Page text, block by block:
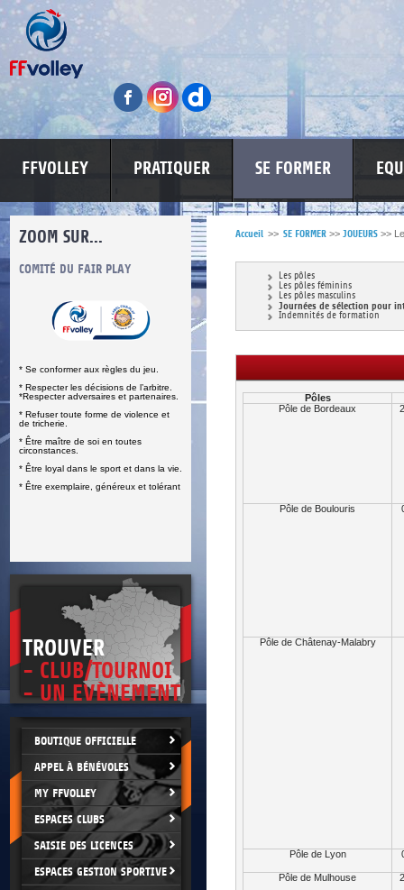
FFVOLLEY PRATIQUER SE FORMER
ZOOM SUR...
COMITÉ DU FAIR PLAY
* Se conformer aux règles du jeu.
* Respecter les décisions de l’arbitre.
*Respecter adversaires et partenaires.
* Refuser toute forme de violence et
de tricherie.
* Être maître de soi en toutes
circonstances.
* Être loyal dans le sport et dans la vie.
* Être exemplaire, généreux et tolérant
LUTTE CONTRE LES VIOLENCES
TROUVER
- CLUB/TOURNOI
- UN EVÈNEMENT
BOUTIQUE OFFICIELLE
APPEL À BÉNÉVOLES
MY FFVOLLEY
ESPACES CLUBS
SAISIE DES LICENCES
ESPACES GESTION SPORTIVE
Accueil >> SE FORMER >> JOUEURS >>
Les pôles
Les pôles féminins
Les pôles masculins
Journées de sélection pour
Indemnités de formation
Pôles
Pôle de Bordeaux
Pôle de Boulouris
Pôle de Châtenay-Malabry
Pôle de Lyon
Pôle de Mulhouse